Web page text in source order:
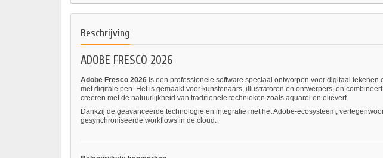
Beschrijving
ADOBE FRESCO 2026
Adobe Fresco 2026 is een professionele software speciaal ontworpen voor digitaal
met digitale pen. Het is gemaakt voor kunstenaars, illustratoren en ontwerpers, en
creëren met de natuurlijkheid van traditionele technieken zoals aquarel en olieverf.
Dankzij de geavanceerde technologie en integratie met het Adobe-ecosysteem,
gesynchroniseerde workflows in de cloud.